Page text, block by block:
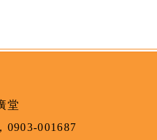
堂
， 0903-001687